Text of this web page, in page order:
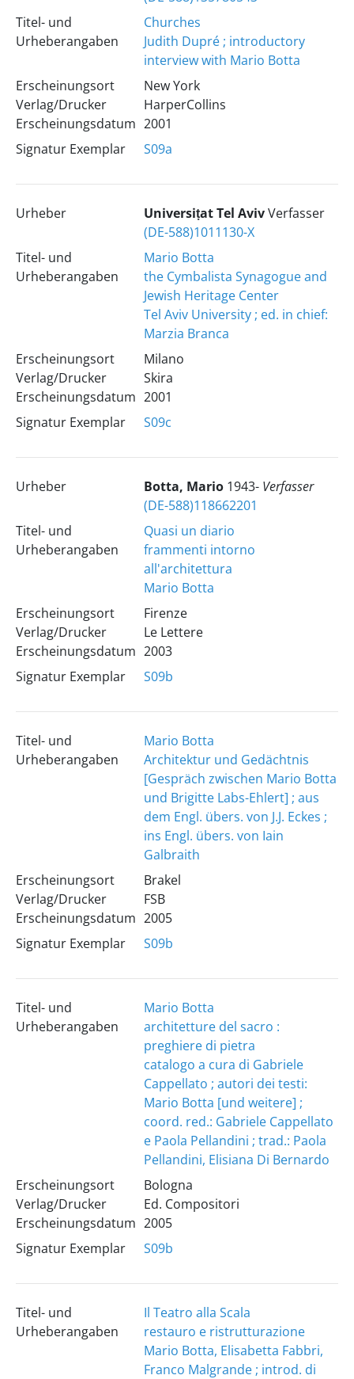
Titel- und
Urheberangaben
Churches
Judith Dupré ; introductory
interview with Mario Botta
Erscheinungsort
Verlag/Drucker
Erscheinungsdatum
New York
HarperCollins
2001
Signatur Exemplar
S09a
Urheber Universiṭat Tel AvivVerfasser
(DE-588)1011130-X
Titel- und
Urheberangaben
Mario Botta
the Cymbalista Synagogue and
Jewish Heritage Center
Tel Aviv University ; ed. in chief:
Marzia Branca
Erscheinungsort
Verlag/Drucker
Erscheinungsdatum
Milano
Skira
2001
Signatur Exemplar
S09c
Urheber Botta, Mario 1943- Verfasser
(DE-588)118662201
Titel- und
Urheberangaben
Quasi un diario
frammenti intorno
all'architettura
Mario Botta
Erscheinungsort
Verlag/Drucker
Erscheinungsdatum
Firenze
Le Lettere
2003
Signatur Exemplar
S09b
Titel- und
Urheberangaben
Mario Botta
Architektur und Gedächtnis
[Gespräch zwischen Mario Botta
und Brigitte Labs-Ehlert] ; aus
dem Engl. übers. von J.J. Eckes ;
ins Engl. übers. von Iain
Galbraith
Erscheinungsort
Verlag/Drucker
Erscheinungsdatum
Brakel
FSB
2005
Signatur Exemplar
S09b
Titel- und
Urheberangaben
Mario Botta
architetture del sacro :
preghiere di pietra
catalogo a cura di Gabriele
Cappellato ; autori dei testi:
Mario Botta [und weitere] ;
coord. red.: Gabriele Cappellato
e Paola Pellandini ; trad.: Paola
Pellandini, Elisiana Di Bernardo
Erscheinungsort
Verlag/Drucker
Erscheinungsdatum
Bologna
Ed. Compositori
2005
Signatur Exemplar
S09b
Titel- und
Urheberangaben
Il Teatro alla Scala
restauro e ristrutturazione
Mario Botta, Elisabetta Fabbri,
Franco Malgrande ; introd. di